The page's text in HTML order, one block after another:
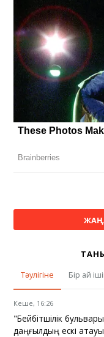
Тәулігіне
Бір ай
Кеше, 16:26
"Бейбітшілік
даңғылдың ескі